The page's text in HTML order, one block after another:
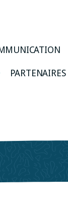
PARTENAIRES